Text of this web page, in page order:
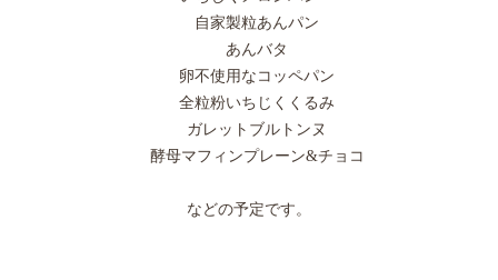
自家製粒あんパン
あんバタ
卵不使用なコッペパン
全粒粉いちじくくるみ
ガレットブルトンヌ
酵母マフィンプレーン&チョコ
などの予定です。